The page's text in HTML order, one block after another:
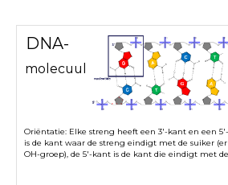
Oriëntatie: Elke streng heeft een 3'-kant en een
is de kant waar de streng eindigt met de suiker
OH-groep), de 5'-kant is de kant die eindigt met
DNA-
molecuul